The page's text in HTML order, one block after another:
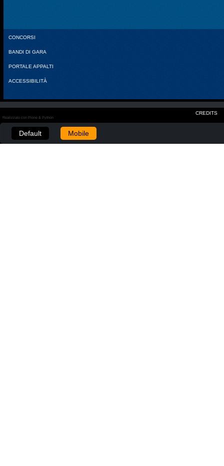
CONCORSI
BANDI DI GARA
PORTALE APPALTI
ACCESSIBILITÀ
CREDITS
Realizzato con Plone & Python
Default Mobile